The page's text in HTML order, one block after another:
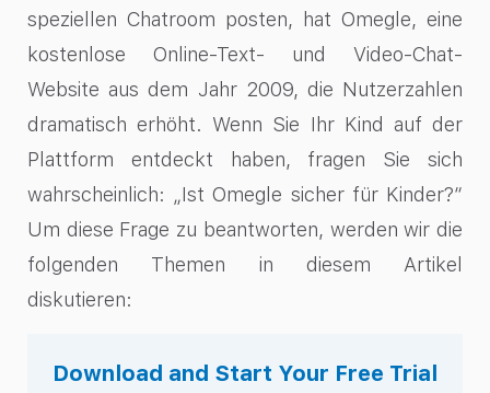
speziellen Chatroom posten, hat Omegle, eine
kostenlose Online-Text- und Video-Chat-
Website aus dem Jahr 2009, die Nutzerzahlen
dramatisch erhöht. Wenn Sie Ihr Kind auf der
Plattform entdeckt haben, fragen Sie sich
wahrscheinlich: „Ist Omegle sicher für Kinder?“
Um diese Frage zu beantworten, werden wir die
folgenden Themen in diesem Artikel
diskutieren:
Download and Start Your Free Trial